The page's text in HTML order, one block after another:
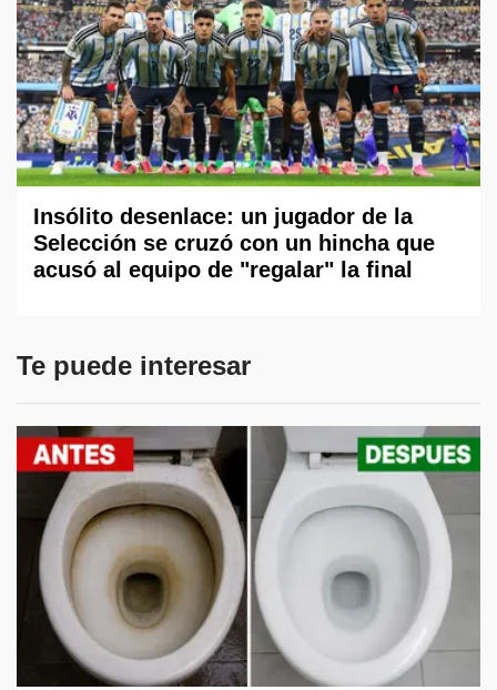
Insólito desenlace: un jugador de la
Selección se cruzó con un hincha que
acusó al equipo de "regalar" la final
Te puede interesar